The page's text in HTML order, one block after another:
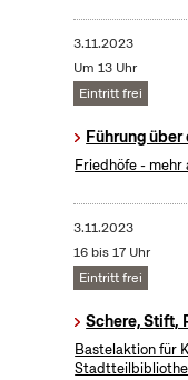
3.11.2023
Um 13 Uhr
Eintritt frei
Führung
Friedhöfe - mehr
3.11.2023
16 bis 17 Uhr
Eintritt frei
Schere, Stift,
Bastelaktion für